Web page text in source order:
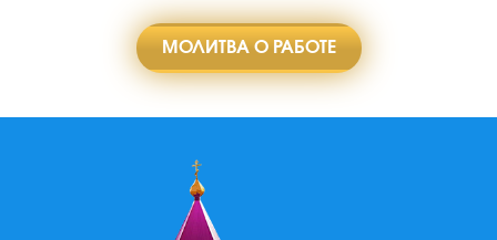
МОЛИТВА О РАБОТЕ